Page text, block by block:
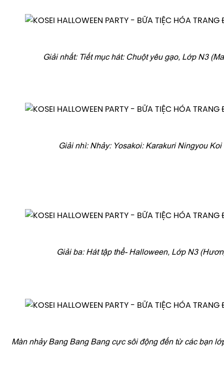
Giải nhất: Tiết mục hát: Chuột yêu gạo, Lớp N3
Giải nhì: Nhảy: Yosakoi: Karakuri Ningyou Koi
Giải ba: Hát tập thể- Halloween, Lớp N3
Màn nhảy Bang Bang Bang cực sôi động đến từ các bạn